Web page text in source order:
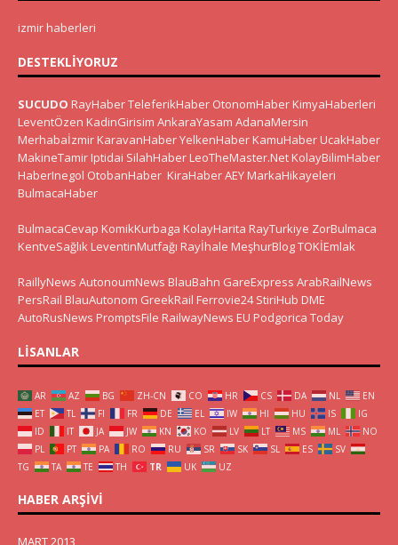
izmir haberleri
DESTEKLIYORUZ
SUCUDO RayHaberTeleferikHaber OtonomHaber KimyaHaberleri
LeventÖzen KadinGirisim AnkaraYasam AdanaMersin
Merhabaİzmir KaravanHaberYelkenHaber KamuHaber UcakHaber
MakineTamir Iptidai SilahHaber LeoTheMaster.Net KolayBilimHaber
HaberInegol OtobanHaber KiraHaberAEY MarkaHikayeleri
BulmacaHaber
BulmacaCevap KomikKurbaga KolayHarita RayTurkiye ZorBulmaca
KentveSağlık LeventinMutfağı Rayİhale MeşhurBlogTOKİEmlak
RaillyNews AutonoumNews BlauBahn GareExpress ArabRailNews
PersRail BlauAutonom GreekRail Ferrovie24 StiriHub DME
AutoRusNews PromptsFile RailwayNews EU Podgorica Today
LISANLAR
AR AZ BG ZH-CN CO HR CS DA NL
EN
ET
TL FI FR DE EL IW HI HU IS
IG
ID
IT JA JW KN KO LV LT MS ML
NO
PL
PT PA RO RU SR SK SL ES
SV
TG
TA TE TH TR UK UZ
HABER ARŞIVI